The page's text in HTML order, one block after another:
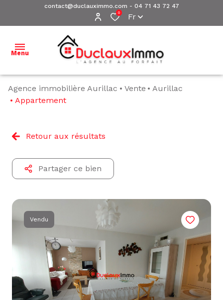
contact@duclauximmo.com - 04 71 43 72 47
0 Fr
Menu
ACCUEIL
BIENS À
VENDRE
NOS
BIENS
L'ÉQUIPE
ALERTE
Agence immobilière Aurillac Vente
Aurillac
Appartement
Retour aux résultats
Partager ce bien
Vendu